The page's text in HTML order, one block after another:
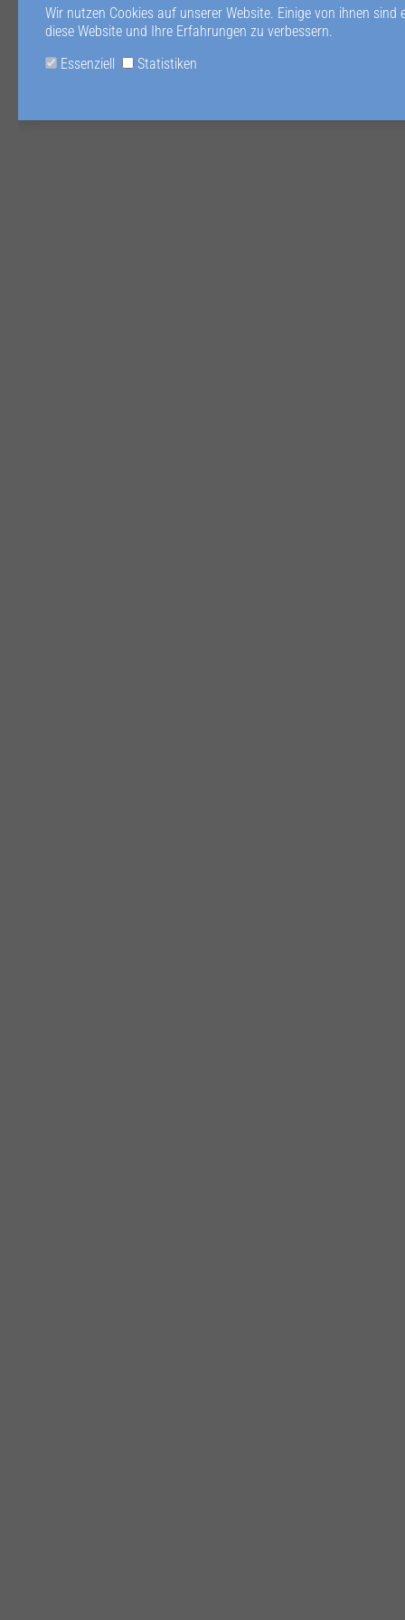
Wir nutzen Cookies auf unserer Website. Einige von ihnen sind
diese Website und Ihre Erfahrungen zu verbessern.
Essenziell
Statistiken